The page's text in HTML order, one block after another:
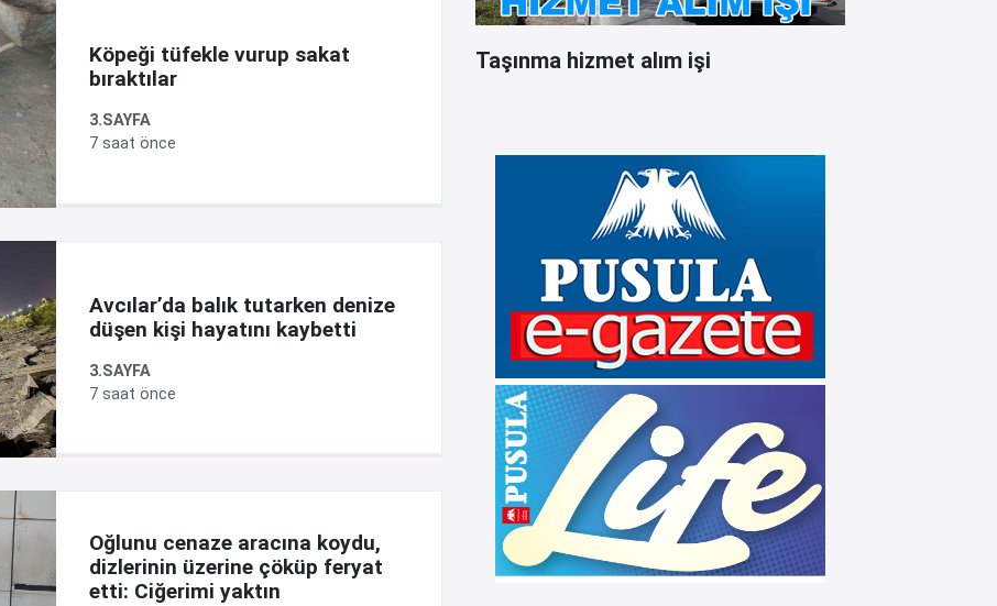
Köpeği tüfekle vurup sakat
bıraktılar
3.SAYFA
7 saat önce
Avcılar’da balık tutarken denize
düşen kişi hayatını kaybetti
3.SAYFA
7 saat önce
Oğlunu cenaze aracına koydu,
dizlerinin üzerine çöküp feryat
etti: Ciğerimi yaktın
Taşınma hizmet alım işi